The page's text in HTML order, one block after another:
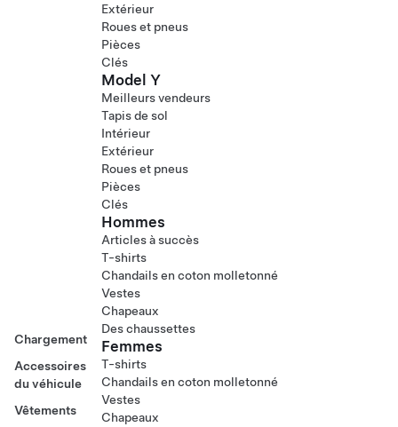
Chargement
Accessoires
du véhicule
Vêtements
Extérieur
Roues et pneus
Pièces
Clés
Model Y
Meilleurs vendeurs
Tapis de sol
Intérieur
Extérieur
Roues et pneus
Pièces
Clés
Hommes
Articles à succès
T-shirts
Chandails en coton molletonné
Vestes
Chapeaux
Des chaussettes
Femmes
T-shirts
Chandails en coton molletonné
Vestes
Chapeaux